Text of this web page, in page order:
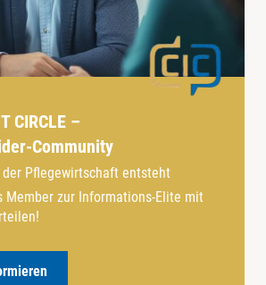
CIRCLE –
Community
Pflegewirtschaft entsteht
Member zur Informations-Elite mit